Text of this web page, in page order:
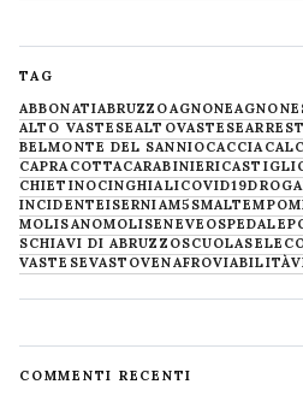
TAG
ABBONATIABRUZZOAGNONE
ALTO VASTESEALTOVASTESE
BELMONTE DEL SANNIOCACCIA
CAPRACOTTACARABINIERI
CHIETINOCINGHIALICOVID19DROGA
INCIDENTEISERNIAM5SMALTEMPO
MOLISANOMOLISENEVE OSPEDALE
SCHIAVI DI ABRUZZOSCUOLA
VASTESEVASTOVENAFROVIABILITÀ
COMMENTI RECENTI